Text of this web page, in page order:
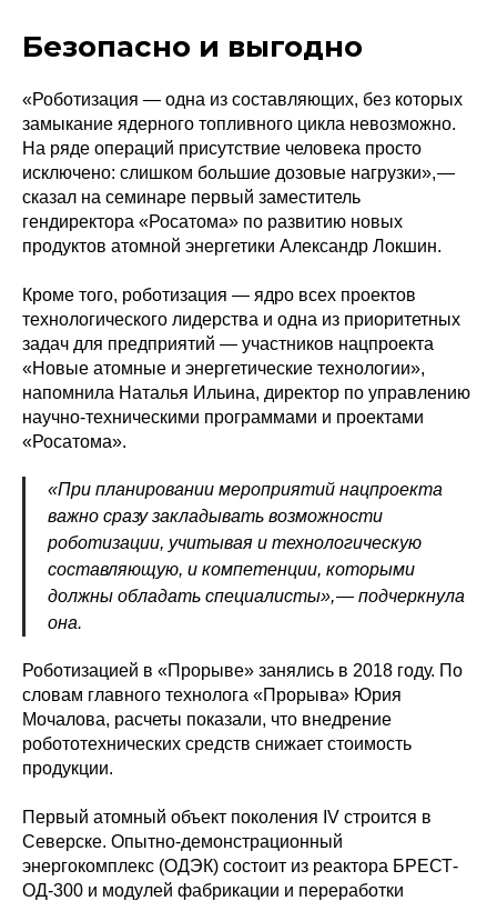
Безопасно и выгодно
«Роботизация — ​одна из составляющих, без которых
замыкание ядерного топливного цикла невозможно.
На ряде операций присутствие человека просто
исключено: слишком большие дозовые нагрузки», — ​
сказал на семинаре первый заместитель
гендиректора «Росатома» по развитию новых
продуктов атомной энергетики Александр Локшин.
Кроме того, роботизация — ​ядро всех проектов
технологического лидерства и одна из приоритетных
задач для предприятий — ​участников нацпроекта
«Новые атомные и энергетические технологии»,
напомнила Наталья Ильина, директор по управлению
научно-техническими программами и проектами
«Росатома».
«При планировании мероприятий нацпроекта
важно сразу закладывать возможности
роботизации, учитывая и технологическую
составляющую, и компетенции, которыми
должны обладать специалисты», — ​подчеркнула
она.
Роботизацией в «Прорыве» занялись в 2018 году. По
словам главного технолога «Прорыва» Юрия
Мочалова, расчеты показали, что внедрение
робототехнических средств снижает стоимость
продукции.
Первый атомный объект поколения IV строится в
Северске. Опытно-демонстрационный
энергокомплекс (ОДЭК) состоит из реактора БРЕСТ-
ОД‑300 и модулей фабрикации и переработки